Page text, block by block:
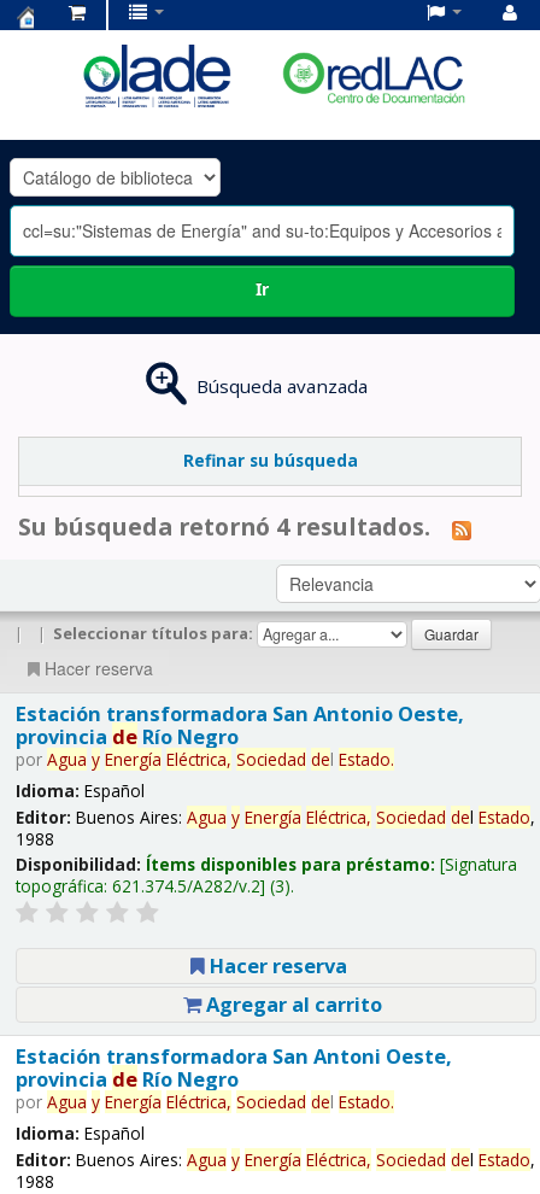
OLADE
-
Ir
Búsqueda avanzada
Refinar su búsqueda
Su búsqueda retornó 4 resultados.
| | Seleccionar títulos para:
Hacer reserva
Estación transformadora San Antonio Oeste,
provincia deRío Negro
por Agua y Energía Eléctrica, Sociedad del Estado.
Idioma: Español
Editor: Buenos Aires: Agua y Energía Eléctrica, Sociedad del Estado,
1988
Disponibilidad: Ítems disponibles para préstamo: Signatura
topográfica: 621.374.5/A282/v.2 (3).
Hacer reserva
Agregar al carrito
Estación transformadora San Antoni Oeste,
provincia deRío Negro
por Agua y Energía Eléctrica, Sociedad del Estado.
Idioma: Español
Editor: Buenos Aires: Agua y Energía Eléctrica, Sociedad del Estado,
1988